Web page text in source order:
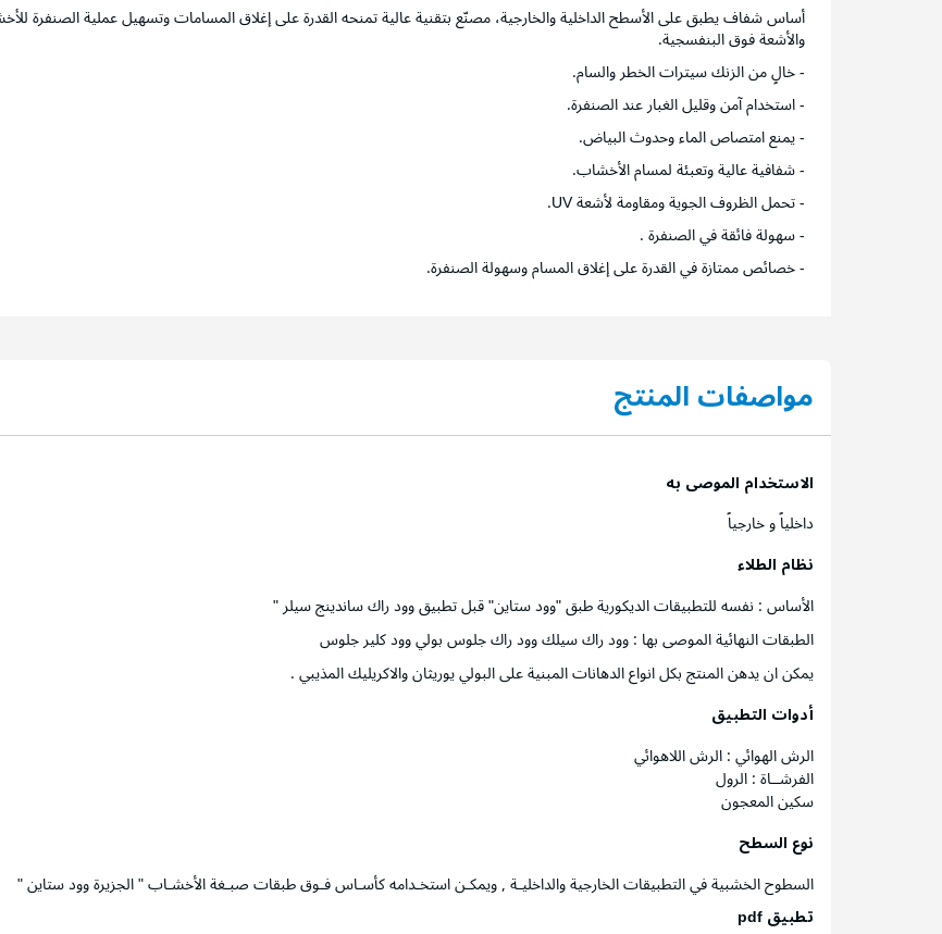
أساس شفاف يطبق على الأسطح الداخلية والخارجية، مصنّع بتقنية عالية تمنحه القدرة على إغلاق المسامات وتسهيل عملية الصنفرة
والأشعة فوق البنفسجية.
- خالٍ من الزنك سيترات الخطر والسام.
- استخدام آمن وقليل الغبار عند الصنفرة.
- يمنع امتصاص الماء وحدوث البياض.
- شفافية عالية وتعبئة لمسام الأخشاب.
- تحمل الظروف الجوية ومقاومة لأشعة UV.
- سهولة فائقة في الصنفرة .
- خصائص ممتازة في القدرة على إغلاق المسام وسهولة الصنفرة.
مواصفات المنتج
الاستخدام الموصى به
داخلياً و خارجياً
نظام الطلاء
الأساس : نفسه للتطبيقات الديكورية طبق "وود ستاين" قبل تطبيق وود راك ساندينج سيلر "
الطبقات النهائية الموصى بها : وود راك سيلك وود راك جلوس بولي وود كلير جلوس
يمكن ان يدهن المنتج بكل انواع الدهانات المبنية على البولي يوريثان والاكريليك المذيبي .
أدوات التطبيق
الرش الهوائي : الرش اللاهوائي
الفرشــاة : الرول
سكين المعجون
نوع السطح
السطوح الخشبية في التطبيقات الخارجية والداخليـة , ويمكـن استخـدامه كأسـاس فـوق طبقات صبـغة الأخشـاب " الجزيرة وود ستاين "
تطبيق pdf